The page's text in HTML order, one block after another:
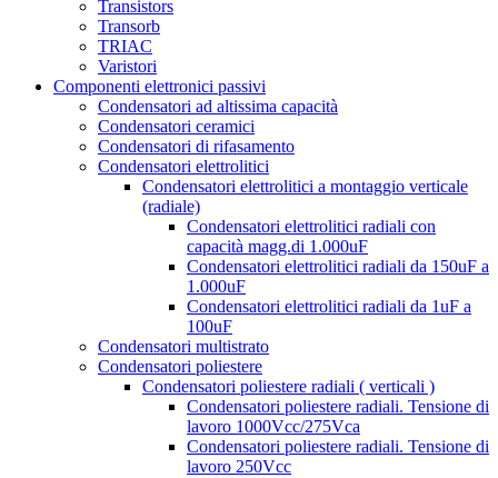
Transistors
Transorb
TRIAC
Varistori
Componenti elettronici passivi
Condensatori ad altissima capacità
Condensatori ceramici
Condensatori di rifasamento
Condensatori elettrolitici
Condensatori elettrolitici a montaggio verticale
(radiale)
Condensatori elettrolitici radiali con
capacità magg.di 1.000uF
Condensatori elettrolitici radiali da 150uF a
1.000uF
Condensatori elettrolitici radiali da 1uF a
100uF
Condensatori multistrato
Condensatori poliestere
Condensatori poliestere radiali ( verticali )
Condensatori poliestere radiali. Tensione di
lavoro 1000Vcc/275Vca
Condensatori poliestere radiali. Tensione di
lavoro 250Vcc